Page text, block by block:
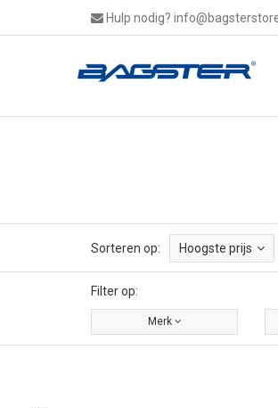
Hulp nodig?
Sorteren op: Hoogste prijs
Filter op:
Merk